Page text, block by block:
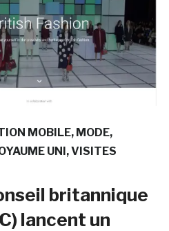
MOBILE MODE
UNI VISITES
britannique
lancent un